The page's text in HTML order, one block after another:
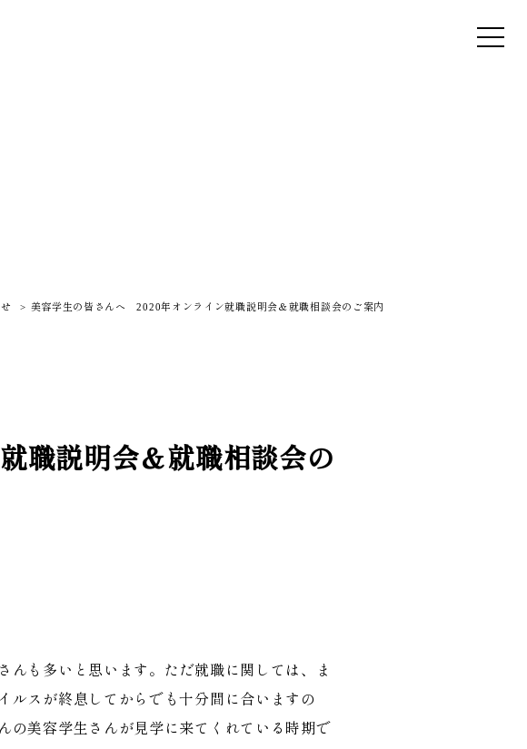
美容学生の皆さんへ 2020年オンライン就職説明会＆就職相談会のご案内
職説明会＆就職相談会の
も多いと思います。ただ就職に関しては、ま
ルスが終息してからでも十分間に合いますの
の美容学生さんが見学に来てくれている時期で